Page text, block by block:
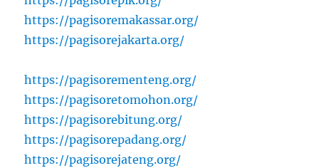
https://pagisoremakassar.org/
https://pagisorejakarta.org/
https://pagisorementeng.org/
https://pagisoretomohon.org/
https://pagisorebitung.org/
https://pagisorepadang.org/
https://pagisorejateng.org/